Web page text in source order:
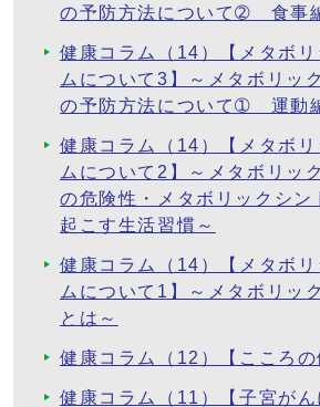
の予防方法について➁ 食事
健康コラム（14）【メタボ
ムについて3】～メタボリッ
の予防方法について➀ 運動
健康コラム（14）【メタボ
ムについて2】～メタボリッ
の危険性・メタボリックシン
起こす生活習慣～
健康コラム（14）【メタボ
ムについて1】～メタボリッ
とは～
健康コラム（12）【こころの
健康コラム（11）【子宮が